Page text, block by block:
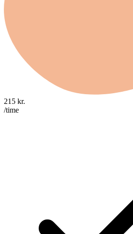
215 kr.
/time